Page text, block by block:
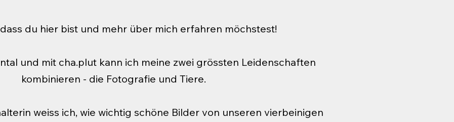
dass du hier bist und mehr über mich erfahren möchstest!
und mit cha.plut kann ich meine zwei grössten Leidenschaften
kombinieren - die Fotografie und Tiere.
weiss ich, wie wichtig schöne Bilder von unseren vierbeinigen